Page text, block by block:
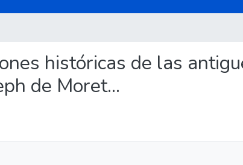
históricas de las
de Moret...